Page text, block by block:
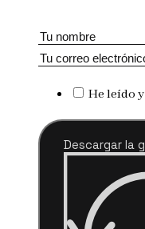
He leído
Descargar la